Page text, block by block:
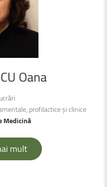
Oana
profilactice şi clinice
Medicină
mult